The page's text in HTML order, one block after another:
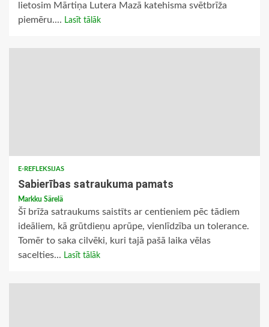
lietosim Mārtiņa Lutera Mazā katehisma svētbrīža
piemēru.... Lasīt tālāk
E-REFLEKSIJAS
Sabierības satraukuma pamats
Markku Särelä
Šī brīža satraukums saistīts ar centieniem pēc tādiem
ideāliem, kā grūtdieņu aprūpe, vienlīdzība un tolerance.
Tomēr to saka cilvēki, kuri tajā pašā laika vēlas
sacelties... Lasīt tālāk